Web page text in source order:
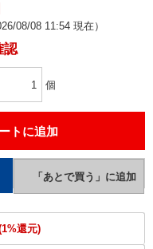
08/08 11:54 現在）
認
個
還元)